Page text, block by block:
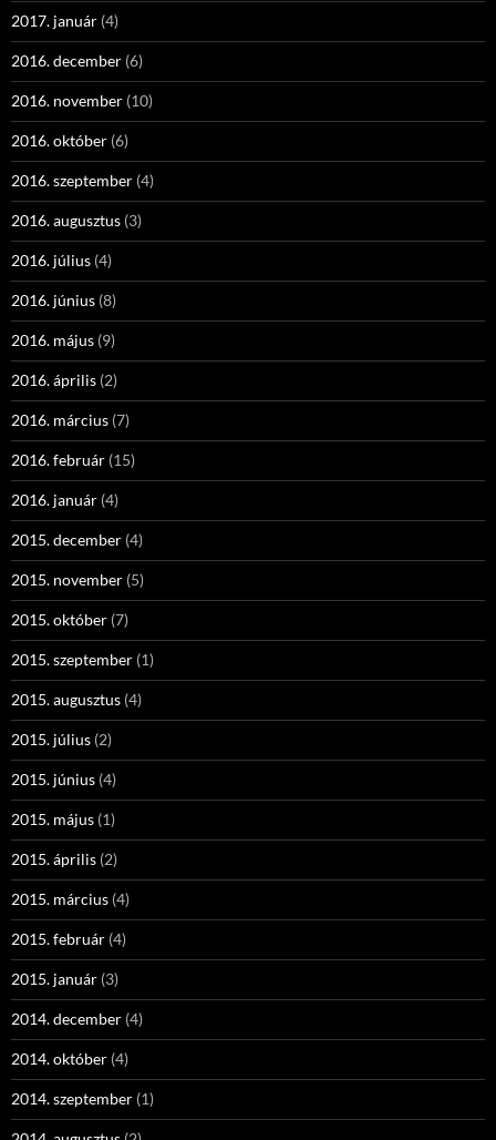
2017. január (4)
2016. december (6)
2016. november (10)
2016. október (6)
2016. szeptember (4)
2016. augusztus (3)
2016. július (4)
2016. június (8)
2016. május (9)
2016. április (2)
2016. március (7)
2016. február (15)
2016. január (4)
2015. december (4)
2015. november (5)
2015. október (7)
2015. szeptember (1)
2015. augusztus (4)
2015. július (2)
2015. június (4)
2015. május (1)
2015. április (2)
2015. március (4)
2015. február (4)
2015. január (3)
2014. december (4)
2014. október (4)
2014. szeptember (1)